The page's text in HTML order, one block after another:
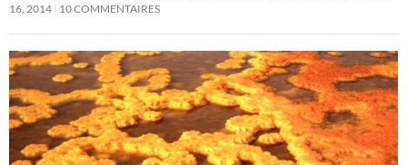
16, 2014 10 COMMENTAIRES